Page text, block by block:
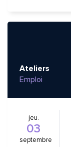
Ateliers
Emploi
jeu.
03
septembre